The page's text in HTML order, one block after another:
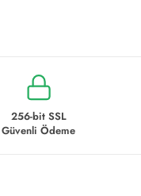
256-bit SSL
Güvenli Ödeme